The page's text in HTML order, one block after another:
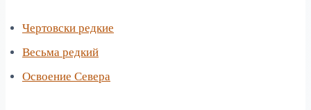
Чертовски редкие
Весьма редкий
Освоение Севера